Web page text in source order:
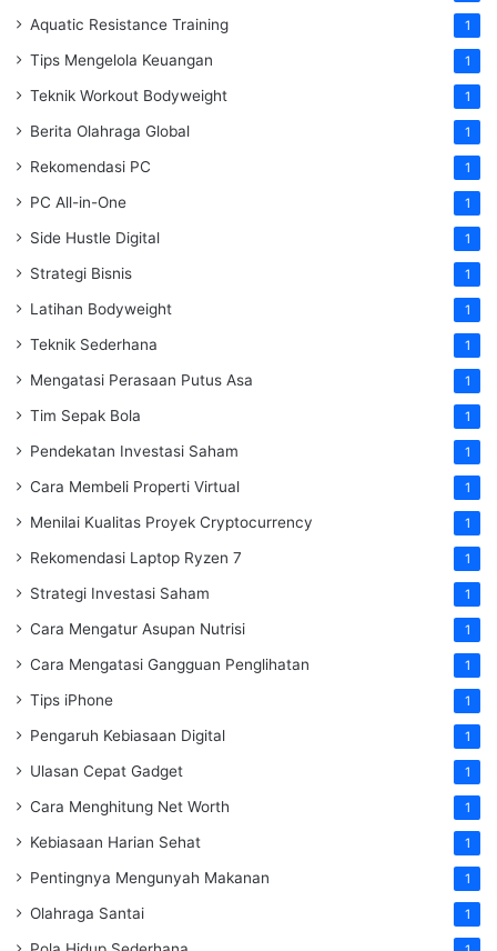
Aquatic Resistance Training 1
Tips Mengelola Keuangan 1
Teknik Workout Bodyweight 1
Berita Olahraga Global 1
Rekomendasi PC 1
PC All-in-One 1
Side Hustle Digital 1
Strategi Bisnis 1
Latihan Bodyweight 1
Teknik Sederhana 1
Mengatasi Perasaan Putus Asa 1
Tim Sepak Bola 1
Pendekatan Investasi Saham 1
Cara Membeli Properti Virtual 1
Menilai Kualitas Proyek Cryptocurrency 1
Rekomendasi Laptop Ryzen 7 1
Strategi Investasi Saham 1
Cara Mengatur Asupan Nutrisi 1
Cara Mengatasi Gangguan Penglihatan 1
Tips iPhone 1
Pengaruh Kebiasaan Digital 1
Ulasan Cepat Gadget 1
Cara Menghitung Net Worth 1
Kebiasaan Harian Sehat 1
Pentingnya Mengunyah Makanan 1
Olahraga Santai 1